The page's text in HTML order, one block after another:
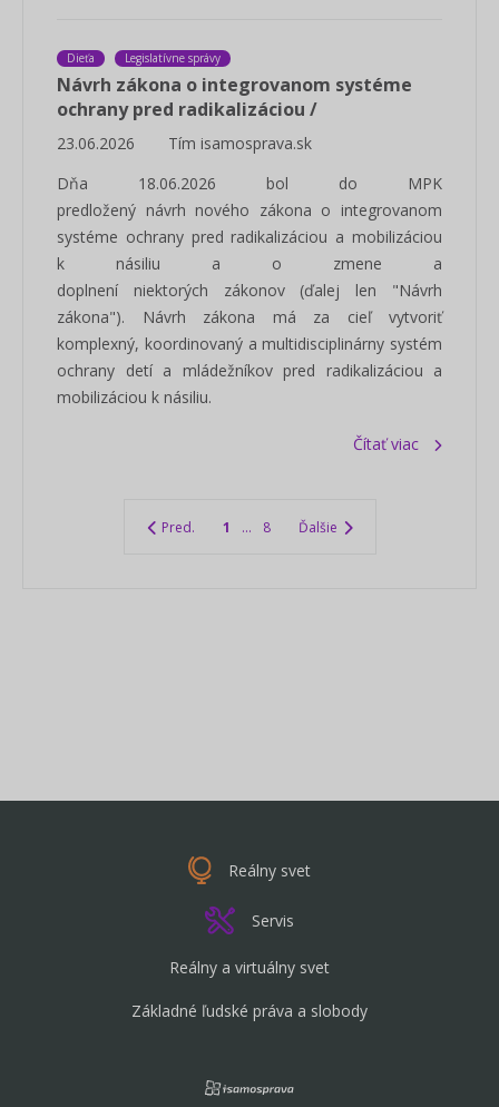
Dieťa Legislatívne správy
Návrh zákona o integrovanom systéme
ochrany pred radikalizáciou /
23.06.2026
Tím isamosprava.sk
Dňa 18.06.2026 bol do MPK
predložený návrh nového zákona o integrovanom
systéme ochrany pred radikalizáciou a mobilizáciou
k násiliu a o zmene a
doplnení niektorých zákonov (ďalej len "Návrh
zákona"). Návrh zákona má za cieľ vytvoriť
komplexný, koordinovaný a multidisciplinárny systém
ochrany detí a mládežníkov pred radikalizáciou a
mobilizáciou k násiliu.
Čítať viac
Pred. 1 ... 8 Ďalšie
Reálny svet
Servis
Reálny a virtuálny svet
Základné ľudské práva a slobody